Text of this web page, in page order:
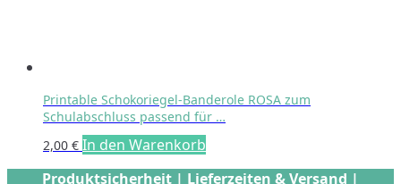
Printable Schokoriegel-Banderole ROSA zum
Schulabschluss passend für …
2,00 € In den Warenkorb
Produktsicherheit | Lieferzeiten & Versand |